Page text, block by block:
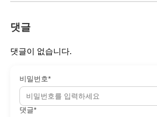
댓글
댓글이 없습니다.
비밀번호*
댓글*